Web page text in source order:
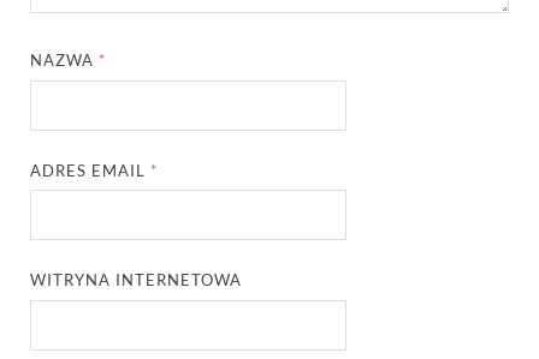
NAZWA *
ADRES EMAIL *
WITRYNA INTERNETOWA